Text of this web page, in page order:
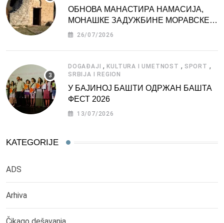
ОБНОВА МАНАСТИРА НАМАСИЈА,
МОНАШКЕ ЗАДУЖБИНЕ МОРАВСКЕ
СРБИЈЕ
26/07/2026
DOGAĐAJI ,KULTURA I UMETNOST , SPORT ,
SRBIJA I REGION
У БАЈИНОЈ БАШТИ ОДРЖАН БАШТА
ФЕСТ 2026
13/07/2026
KATEGORIJE
ADS
Arhiva